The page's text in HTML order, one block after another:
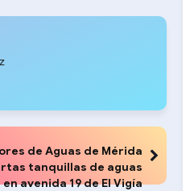
de Aguas de Mérida
tanquillas de aguas
avenida 19 de El Vigía